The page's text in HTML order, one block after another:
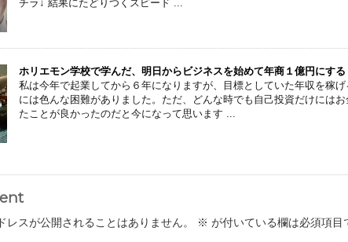
チラ↓ 結果にたどりつくスピード ...
ホリエモン学校で学んだ、明日からビジネスを始めて年商１億円にする
私は今年で起業してから６年になりますが、目標としていた年収を稼
には色んな困難がありました。ただ、どんな時でも自己投資だけには
たことが良かったのだと今になって思います ...
レスが公開されることはありません。 ※ が付いている欄は必須項目